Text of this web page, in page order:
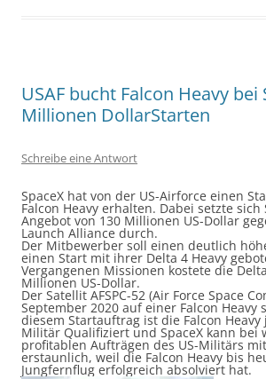
USAF bucht Falcon Heavy bei
Millionen DollarStarten
Schreibe eine Antwort
SpaceX hat von der US-Airforce einen
Falcon Heavy erhalten. Dabei setzte sich
Angebot von 130 Millionen US-Dollar
Launch Alliance durch.
Der Mitbewerber soll einen deutlich
einen Start mit ihrer Delta 4 Heavy
Vergangenen Missionen kostete die
Millionen US-Dollar.
Der Satellit AFSPC-52 (Air Force Space
September 2020 auf einer Falcon Heavy
diesem Startauftrag ist die Falcon Heavy
Militär Qualifiziert und SpaceX kann bei
profitablen Aufträgen des US-Militärs
erstaunlich, weil die Falcon Heavy bis
Jungfernflug erfolgreich absolviert hat.